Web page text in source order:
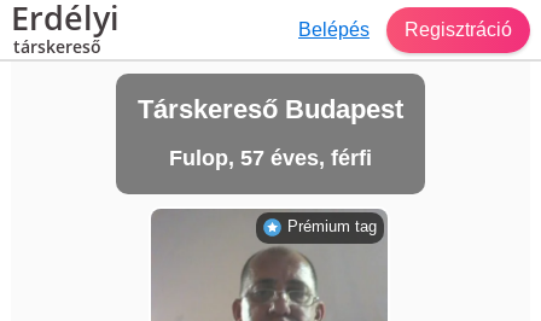
Erdélyi
társkereső
Belépés Regisztráció
Társkereső Budapest
Fulop, 57 éves, férfi
Prémium tag